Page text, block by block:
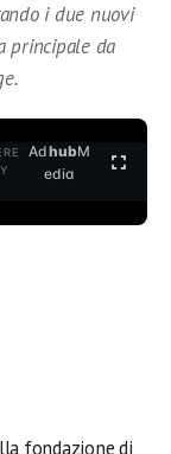
i due nuovi
principale da
AdhubM
edia
fondazione di